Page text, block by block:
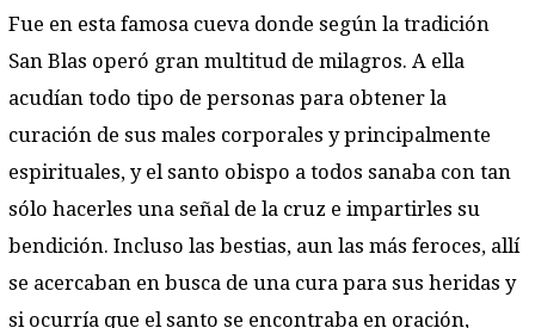
Fue en esta famosa cueva donde según la tradición
San Blas operó gran multitud de milagros. A ella
acudían todo tipo de personas para obtener la
curación de sus males corporales y principalmente
espirituales, y el santo obispo a todos sanaba con tan
sólo hacerles una señal de la cruz e impartirles su
bendición. Incluso las bestias, aun las más feroces, allí
se acercaban en busca de una cura para sus heridas y
si ocurría que el santo se encontraba en oración,